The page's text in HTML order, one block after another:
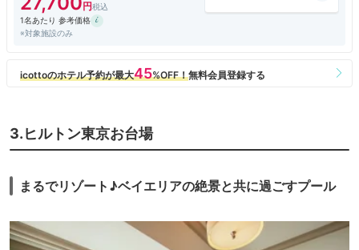
1名あたり 参考価格
※対象施設のみ
3.ヒルトン東京お台場
まるでリゾート♪ベイエリアの絶景と共に過ごすプール